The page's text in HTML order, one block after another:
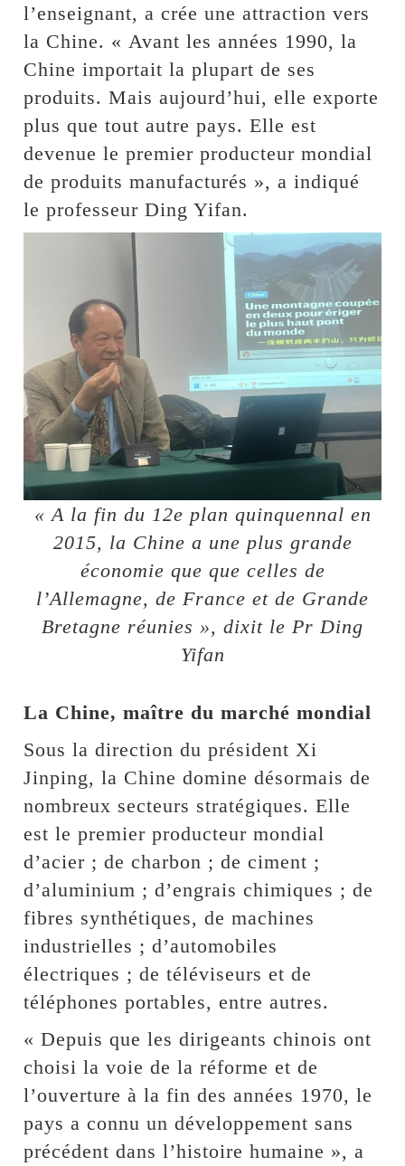
l’enseignant, a crée une attraction vers
la Chine. « Avant les années 1990, la
Chine importait la plupart de ses
produits. Mais aujourd’hui, elle exporte
plus que tout autre pays. Elle est
devenue le premier producteur mondial
de produits manufacturés », a indiqué
le professeur Ding Yifan.
« A la fin du 12e plan quinquennal en
2015, la Chine a une plus grande
économie que que celles de
l’Allemagne, de France et de Grande
Bretagne réunies », dixit le Pr Ding
Yifan
La Chine, maître du marché mondial
Sous la direction du président Xi
Jinping, la Chine domine désormais de
nombreux secteurs stratégiques. Elle
est le premier producteur mondial
d’acier ; de charbon ; de ciment ;
d’aluminium ; d’engrais chimiques ; de
fibres synthétiques, de machines
industrielles ; d’automobiles
électriques ; de téléviseurs et de
téléphones portables, entre autres.
« Depuis que les dirigeants chinois ont
choisi la voie de la réforme et de
l’ouverture à la fin des années 1970, le
pays a connu un développement sans
précédent dans l’histoire humaine », a